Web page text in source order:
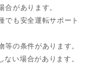
合があります。
でも安全運転サポート
の条件があります。
い場合があります。